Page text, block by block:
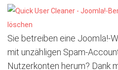
Sie betreiben eine Joomla!-
mit unzähligen Spam-
Nutzerkonten herum? Dank